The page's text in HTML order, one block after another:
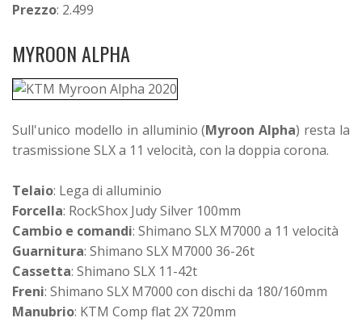
Prezzo: 2.499
MYROON ALPHA
Sull'unico modello in alluminio (Myroon Alpha) resta la
trasmissione SLX a 11 velocità, con la doppia corona.
Telaio: Lega di alluminio
Forcella: RockShox Judy Silver 100mm
Cambio e comandi: Shimano SLX M7000 a 11 velocità
Guarnitura: Shimano SLX M7000 36-26t
Cassetta: Shimano SLX 11-42t
Freni: Shimano SLX M7000 con dischi da 180/160mm
Manubrio: KTM Comp flat 2X 720mm